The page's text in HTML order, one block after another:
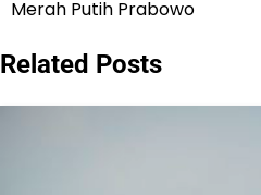
Merah Putih Prabowo
Related Posts